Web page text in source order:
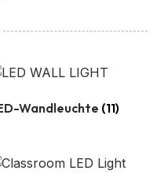
Wandleuchte (11)